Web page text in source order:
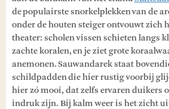
de populairste snorkelplekken van de
onder de houten steiger ontvouwt zich
theater: scholen vissen schieten langs
zachte koralen, en je ziet grote
anemonen. Sauwandarek staat
schildpadden die hier rustig voorbij
hier zó mooi, dat zelfs ervaren duikers
indruk zijn. Bij kalm weer is het zicht